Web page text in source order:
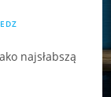
najsłabszą